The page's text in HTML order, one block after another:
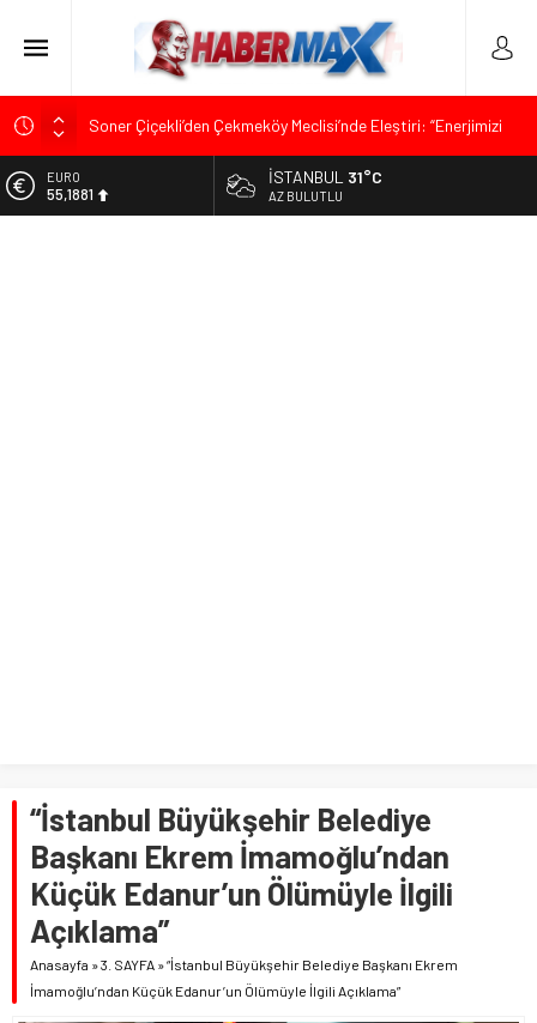
Soner Çiçekli’den Çekmeköy Meclisi’nde Eleştiri: “Enerjimizi
Edremit’te Kaymakam Ahmet Odabaş’a Duygu Dolu Veda
ALTIN
6.660,55
İSTANBUL 31°C
AZ BULUTLU
“İstanbul Büyükşehir Belediye
Başkanı Ekrem İmamoğlu’ndan
Küçük Edanur’un Ölümüyle İlgili
Açıklama”
Anasayfa »3. SAYFA »“İstanbul Büyükşehir Belediye Başkanı Ekrem
İmamoğlu’ndan Küçük Edanur’un Ölümüyle İlgili Açıklama”